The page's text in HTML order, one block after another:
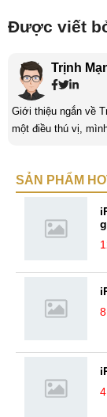
Được viết
Trịnh
Giới thiệu ngắn về Trịnh Mạnh
một điều thú vị,
hiểu biết mới mẻ
SẢN PHẨM